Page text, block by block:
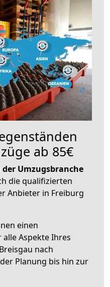
ab 85€
der Umzugsbranche
die qualifizierten
Anbieter in Freiburg
einen
alle Aspekte Ihres
nach
Planung bis hin zur